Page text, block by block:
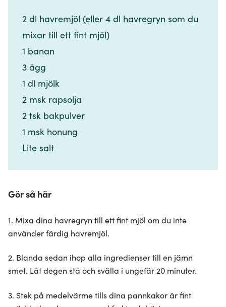
2 dl havremjöl (eller 4 dl havregryn som du
mixar till ett fint mjöl)​​​​‌ ‍ ​‍​‍‌‍ ‌ ​‍‌‍‍‌‌‍‌ ‌‍‍‌‌‍ ‍​‍​‍​ ‍‍​‍​‍‌ ​ ‌‍​‌‌‍ ‍‌‍‍‌‌ ‌​‌ ‍‌​‍ ‍‌‍‍‌‌‍ ​‍​‍​‍ ​​‍​‍‌‍‍​‌ ​‍‌‍‌‌‌‍‌‍​‍​‍​ ‍‍​‍​‍‌‍‍​‌ ‌​‌ ‌​‌ ​​‌ ​ ​ ‍‍​‍ ​‍ ‌‍​ ‌‍ ‌‌ ​ ​‍ ‍‌‍​ ‌‍‌‌‌ ​‍‌ ‌‍‌‍‌‌‌ ​‍‌‍​‌​‍ ‍‌ ​ ‌‍‌‌​‍ ‌ ​​‌ ​‍‌‍ ‌‍‌​‌ ‌‌‌‍​ ‌ ‌​‌‍‍‌‌‍ ‌‍ ‍​‍ ‌‍‍‌‌‍ ‍‌ ‌​‌‍‌‌‌‍ ‍‌ ‌​​‍ ‌‍‌‌‌‍‌​‌‍‍‌‌ ‌​​‍ ‌‍ ‌‌‍ ‌‍‌​‌‍‌‌​ ‌‌ ​​‌ ​‍‌‍‌‌‌ ​ ‌‍‌‌‌‍ ‍‌ ‌​‌‍​‌‌ ‌​‌‍‍‌‌‍ ‌‍ ‍​ ‍ ‌‍‍‌‌‍‌​​ ‌​ ‍​​ ‌ ‌‍​‍​ ‌‍​ ‌‍​ ​‍‌‍​‍​ ‍‌​‍ ‌‌‍‌‍‌‍​‌​ ‌​​ ‌ ​‍ ‌​ ‌​​ ‌​‌‍​‍​ ​‌​‍ ‌​ ‍​‌‍​‍‌‍‌‍​ ​‍​‍ ‌​ ​​‌‍​ ​ ‌‍‌‍‌‍​ ‌‌‌‍​‌‌‍​ ‌‍‌​‌‍‌​​ ‍​‌‍‌‍​ ​ ​ ‍ ‌ ‌​‌ ‍‌‌ ​​‌‍‌‌​ ‌‌ ​​‌‍​‌‌‍‌ ‌‍‌‌​ ‍ ‌ ​​‌‍​‌‌ ‌​‌‍‍​​ ‌‌‍​‍‌‍ ​‌‍ ‌‍​ ‌‍‍ ‌ ​ ​‍‌‌​ ‌‌‌​​‍‌‌ ‌‍‍ ‌‍‌‌‌ ‍‌​‍‌‌​ ​ ‌​‌​​‍‌‌​ ​ ‌​‌​​‍‌‌​ ​‍​ ​‍​ ‌​‌‍‌‌‌‍​ ​ ‍‌​ ‌​​ ​ ​ ‌‌‌‍‌‍​‍ ‌‌‍​‍​ ‌​​ ‌​‌‍​‌​‍ ‌​ ‌​​ ‌‌‌‍‌‌​ ​‍​‍ ‌​ ‍‌​ ​ ​ ‌​​ ​ ​‍ ‌‌‍​‌​ ‌‌‌‍​‌​ ​ ​ ​‌‌‍​‌​ ‍​‌‍‌​​ ‌ ​ ​​‌‍‌​​ ​ ​‍‌‌​ ​‍​ ​‍​‍‌‌​ ‌‌‌​‌​​‍ ‍‌‍​ ‌‍ ‌‍ ​‌ ‌‌‌‍ ‌‌‍ ‍‌ ​ ​‍‌‌​ ‌‌‌​​‍‌‌ ‌‍‍ ‌‍‌‌‌ ‍‌​‍‌‌​ ​ ‌​‌​​‍‌‌​ ​ ‌​‌​​‍‌‌​ ​‍​ ​‍​ ​​​ ​ ‌‍​‌​ ‌​‌‍‌‍​ ‍​‌‍‌‍‌‍‌‌​ ​​​ ​‍​ ‌‌​ ‌​​‍‌‌​ ​‍​ ​‍​‍‌‌​ ‌‌‌​‌​​‍ ‍‌‍‍‌‌ ‌​‌‍‌‌‌‍ ‌‌ ​ ​‍‌‌​ ‌‌‌​​‍​ ​‍​‍‌‌​ ‌‌‌​‌​​ ‌‍​‍‌‍​‌‌ ​ ‌‍‌‌‌‌‌‌‌ ​‍‌‍ ​​ ‌‌‍‍​‌ ‌​‌ ‌​‌ ​​‌ ​ ​‍‌‌​ ​ ‌​​‌​‍‌‌​ ​‍‌​‌‍​‍‌‌​ ​‍‌​‌‍‌‍​ ‌‍ ‌‌ ​ ​‍ ‍‌‍​ ‌‍‌‌‌ ​‍‌ ‌‍‌‍‌‌‌ ​‍‌‍​‌​‍ ‍‌ ​ ‌‍‌‌​‍‌‍‌‍‍‌‌‍‌​​ ‌​ ‍​​ ‌ ‌‍​‍​ ‌‍​ ‌‍​ ​‍‌‍​‍​ ‍‌​‍ ‌‌‍‌‍‌‍​‌​ ‌​​ ‌ ​‍ ‌​ ‌​​ ‌​‌‍​‍​ ​‌​‍ ‌​ ‍​‌‍​‍‌‍‌‍​ ​‍​‍ ‌​ ​​‌‍​ ​ ‌‍‌‍‌‍​ ‌‌‌‍​‌‌‍​ ‌‍‌​‌‍‌​​ ‍​‌‍‌‍​ ​ ​‍‌‍‌ ‌​‌ ‍‌‌ ​​‌‍‌‌​ ‌‌ ​​‌‍​‌‌‍‌ ‌‍‌‌​‍‌‍‌ ​​‌‍​‌‌ ‌​‌‍‍​​ ‌‌‍​‍‌‍ ​‌‍ ‌‍​ ‌‍‍ ‌ ​ ​‍‌‌​ ‌‌‌​​‍‌‌ ‌‍‍ ‌‍‌‌‌ ‍‌​‍‌‌​ ​ ‌​‌​​‍‌‌​ ​ ‌​‌​​‍‌‌​ ​‍​ ​‍​ ‌​‌‍‌‌‌‍​ ​ ‍‌​ ‌​​ ​ ​ ‌‌‌‍‌‍​‍ ‌‌‍​‍​ ‌​​ ‌​‌‍​‌​‍ ‌​ ‌​​ ‌‌‌‍‌‌​ ​‍​‍ ‌​ ‍‌​ ​ ​ ‌​​ ​ ​‍ ‌‌‍​‌​ ‌‌‌‍​‌​ ​ ​ ​‌‌‍​‌​ ‍​‌‍‌​​ ‌ ​ ​​‌‍‌​​ ​ ​‍‌‌​ ​‍​ ​‍​‍‌‌​ ‌‌‌​‌​​‍ ‍‌‍​ ‌‍ ‌‍ ​‌ ‌‌‌‍ ‌‌‍ ‍‌ ​ ​‍‌‌​ ‌‌‌​​‍‌‌ ‌‍‍ ‌‍‌‌‌ ‍‌​‍‌‌​ ​ ‌​‌​​‍‌‌​ ​ ‌​‌​​‍‌‌​ ​‍​ ​‍​ ​​​ ​ ‌‍​‌​ ‌​‌‍‌‍​ ‍​‌‍‌‍‌‍‌‌​ ​​​ ​‍​ ‌‌​ ‌​​‍‌‌​ ​‍​ ​‍​‍‌‌​ ‌‌‌​‌​​‍ ‍‌‍‍‌‌ ‌​‌‍‌‌‌‍ ‌‌ ​ ​‍‌‌​ ‌‌‌​​‍​ ​‍​‍‌‌​ ‌‌‌​‌​​‍‌‍‌ ‌ ‌‍ ‌ ​‍‌‍‍ ‌ ​ ‌ ​​‌‍​‌‌‍​ ‌‍‌‌​ ‌‌ ​​‌ ​‍‌‍ ‌‍‌​‌ ‌‌‌‍​ ‌ ‌​‌‍‍‌‌‍ ‌‍ ‍​‍‌‍‌ ​​‌‍‌‌‌ ​‍‌ ​ ‌ ​​‌‍‌‌‌‍​ ‌ ‌​‌‍‍‌‌ ‌‍‌‍‌‌​ ‌‌ ​​‌ ‌‌‌‍​‍‌‍ ​‌‍‍‌‌ ​ ‌‍‍​‌‍‌‌‌‍‌​​‍​‍‌ ‌
1 banan​​​​‌ ‍ ​‍​‍‌‍ ‌ ​‍‌‍‍‌‌‍‌ ‌‍‍‌‌‍ ‍​‍​‍​ ‍‍​‍​‍‌ ​ ‌‍​‌‌‍ ‍‌‍‍‌‌ ‌​‌ ‍‌​‍ ‍‌‍‍‌‌‍ ​‍​‍​‍ ​​‍​‍‌‍‍​‌ ​‍‌‍‌‌‌‍‌‍​‍​‍​ ‍‍​‍​‍‌‍‍​‌ ‌​‌ ‌​‌ ​​‌ ​ ​ ‍‍​‍ ​‍ ‌‍​ ‌‍ ‌‌ ​ ​‍ ‍‌‍​ ‌‍‌‌‌ ​‍‌ ‌‍‌‍‌‌‌ ​‍‌‍​‌​‍ ‍‌ ​ ‌‍‌‌​‍ ‌ ​​‌ ​‍‌‍ ‌‍‌​‌ ‌‌‌‍​ ‌ ‌​‌‍‍‌‌‍ ‌‍ ‍​‍ ‌‍‍‌‌‍ ‍‌ ‌​‌‍‌‌‌‍ ‍‌ ‌​​‍ ‌‍‌‌‌‍‌​‌‍‍‌‌ ‌​​‍ ‌‍ ‌‌‍ ‌‍‌​‌‍‌‌​ ‌‌ ​​‌ ​‍‌‍‌‌‌ ​ ‌‍‌‌‌‍ ‍‌ ‌​‌‍​‌‌ ‌​‌‍‍‌‌‍ ‌‍ ‍​ ‍ ‌‍‍‌‌‍‌​​ ‌​ ‍​​ ‌ ‌‍​‍​ ‌‍​ ‌‍​ ​‍‌‍​‍​ ‍‌​‍ ‌‌‍‌‍‌‍​‌​ ‌​​ ‌ ​‍ ‌​ ‌​​ ‌​‌‍​‍​ ​‌​‍ ‌​ ‍​‌‍​‍‌‍‌‍​ ​‍​‍ ‌​ ​​‌‍​ ​ ‌‍‌‍‌‍​ ‌‌‌‍​‌‌‍​ ‌‍‌​‌‍‌​​ ‍​‌‍‌‍​ ​ ​ ‍ ‌ ‌​‌ ‍‌‌ ​​‌‍‌‌​ ‌‌ ​​‌‍​‌‌‍‌ ‌‍‌‌​ ‍ ‌ ​​‌‍​‌‌ ‌​‌‍‍​​ ‌‌‍​‍‌‍ ​‌‍ ‌‍​ ‌‍‍ ‌ ​ ​‍‌‌​ ‌‌‌​​‍‌‌ ‌‍‍ ‌‍‌‌‌ ‍‌​‍‌‌​ ​ ‌​‌​​‍‌‌​ ​ ‌​‌​​‍‌‌​ ​‍​ ​‍​ ‌​‌‍‌‌‌‍​ ​ ‍‌​ ‌​​ ​ ​ ‌‌‌‍‌‍​‍ ‌‌‍​‍​ ‌​​ ‌​‌‍​‌​‍ ‌​ ‌​​ ‌‌‌‍‌‌​ ​‍​‍ ‌​ ‍‌​ ​ ​ ‌​​ ​ ​‍ ‌‌‍​‌​ ‌‌‌‍​‌​ ​ ​ ​‌‌‍​‌​ ‍​‌‍‌​​ ‌ ​ ​​‌‍‌​​ ​ ​‍‌‌​ ​‍​ ​‍​‍‌‌​ ‌‌‌​‌​​‍ ‍‌‍​ ‌‍ ‌‍ ​‌ ‌‌‌‍ ‌‌‍ ‍‌ ​ ​‍‌‌​ ‌‌‌​​‍‌‌ ‌‍‍ ‌‍‌‌‌ ‍‌​‍‌‌​ ​ ‌​‌​​‍‌‌​ ​ ‌​‌​​‍‌‌​ ​‍​ ​‍​ ​​​ ​ ‌‍​‌​ ‌​‌‍‌‍​ ‍​‌‍‌‍‌‍‌‌​ ​​​ ​‍​ ‌‌​ ‌​​‍‌‌​ ​‍​ ​‍​‍‌‌​ ‌‌‌​‌​​‍ ‍‌‍‍‌‌ ‌​‌‍‌‌‌‍ ‌‌ ​ ​‍‌‌​ ‌‌‌​​‍​ ​ ​‍‌‌​ ‌‌‌​‌​​ ‌‍​‍‌‍​‌‌ ​ ‌‍‌‌‌‌‌‌‌ ​‍‌‍ ​​ ‌‌‍‍​‌ ‌​‌ ‌​‌ ​​‌ ​ ​‍‌‌​ ​ ‌​​‌​‍‌‌​ ​‍‌​‌‍​‍‌‌​ ​‍‌​‌‍‌‍​ ‌‍ ‌‌ ​ ​‍ ‍‌‍​ ‌‍‌‌‌ ​‍‌ ‌‍‌‍‌‌‌ ​‍‌‍​‌​‍ ‍‌ ​ ‌‍‌‌​‍‌‍‌‍‍‌‌‍‌​​ ‌​ ‍​​ ‌ ‌‍​‍​ ‌‍​ ‌‍​ ​‍‌‍​‍​ ‍‌​‍ ‌‌‍‌‍‌‍​‌​ ‌​​ ‌ ​‍ ‌​ ‌​​ ‌​‌‍​‍​ ​‌​‍ ‌​ ‍​‌‍​‍‌‍‌‍​ ​‍​‍ ‌​ ​​‌‍​ ​ ‌‍‌‍‌‍​ ‌‌‌‍​‌‌‍​ ‌‍‌​‌‍‌​​ ‍​‌‍‌‍​ ​ ​‍‌‍‌ ‌​‌ ‍‌‌ ​​‌‍‌‌​ ‌‌ ​​‌‍​‌‌‍‌ ‌‍‌‌​‍‌‍‌ ​​‌‍​‌‌ ‌​‌‍‍​​ ‌‌‍​‍‌‍ ​‌‍ ‌‍​ ‌‍‍ ‌ ​ ​‍‌‌​ ‌‌‌​​‍‌‌ ‌‍‍ ‌‍‌‌‌ ‍‌​‍‌‌​ ​ ‌​‌​​‍‌‌​ ​ ‌​‌​​‍‌‌​ ​‍​ ​‍​ ‌​‌‍‌‌‌‍​ ​ ‍‌​ ‌​​ ​ ​ ‌‌‌‍‌‍​‍ ‌‌‍​‍​ ‌​​ ‌​‌‍​‌​‍ ‌​ ‌​​ ‌‌‌‍‌‌​ ​‍​‍ ‌​ ‍‌​ ​ ​ ‌​​ ​ ​‍ ‌‌‍​‌​ ‌‌‌‍​‌​ ​ ​ ​‌‌‍​‌​ ‍​‌‍‌​​ ‌ ​ ​​‌‍‌​​ ​ ​‍‌‌​ ​‍​ ​‍​‍‌‌​ ‌‌‌​‌​​‍ ‍‌‍​ ‌‍ ‌‍ ​‌ ‌‌‌‍ ‌‌‍ ‍‌ ​ ​‍‌‌​ ‌‌‌​​‍‌‌ ‌‍‍ ‌‍‌‌‌ ‍‌​‍‌‌​ ​ ‌​‌​​‍‌‌​ ​ ‌​‌​​‍‌‌​ ​‍​ ​‍​ ​​​ ​ ‌‍​‌​ ‌​‌‍‌‍​ ‍​‌‍‌‍‌‍‌‌​ ​​​ ​‍​ ‌‌​ ‌​​‍‌‌​ ​‍​ ​‍​‍‌‌​ ‌‌‌​‌​​‍ ‍‌‍‍‌‌ ‌​‌‍‌‌‌‍ ‌‌ ​ ​‍‌‌​ ‌‌‌​​‍​ ​ ​‍‌‌​ ‌‌‌​‌​​‍‌‍‌ ‌ ‌‍ ‌ ​‍‌‍‍ ‌ ​ ‌ ​​‌‍​‌‌‍​ ‌‍‌‌​ ‌‌ ​​‌ ​‍‌‍ ‌‍‌​‌ ‌‌‌‍​ ‌ ‌​‌‍‍‌‌‍ ‌‍ ‍​‍‌‍‌ ​​‌‍‌‌‌ ​‍‌ ​ ‌ ​​‌‍‌‌‌‍​ ‌ ‌​‌‍‍‌‌ ‌‍‌‍‌‌​ ‌‌ ​​‌ ‌‌‌‍​‍‌‍ ​‌‍‍‌‌ ​ ‌‍‍​‌‍‌‌‌‍‌​​‍​‍‌ ‌
3 ägg​​​​‌ ‍ ​‍​‍‌‍ ‌ ​‍‌‍‍‌‌‍‌ ‌‍‍‌‌‍ ‍​‍​‍​ ‍‍​‍​‍‌ ​ ‌‍​‌‌‍ ‍‌‍‍‌‌ ‌​‌ ‍‌​‍ ‍‌‍‍‌‌‍ ​‍​‍​‍ ​​‍​‍‌‍‍​‌ ​‍‌‍‌‌‌‍‌‍​‍​‍​ ‍‍​‍​‍‌‍‍​‌ ‌​‌ ‌​‌ ​​‌ ​ ​ ‍‍​‍ ​‍ ‌‍​ ‌‍ ‌‌ ​ ​‍ ‍‌‍​ ‌‍‌‌‌ ​‍‌ ‌‍‌‍‌‌‌ ​‍‌‍​‌​‍ ‍‌ ​ ‌‍‌‌​‍ ‌ ​​‌ ​‍‌‍ ‌‍‌​‌ ‌‌‌‍​ ‌ ‌​‌‍‍‌‌‍ ‌‍ ‍​‍ ‌‍‍‌‌‍ ‍‌ ‌​‌‍‌‌‌‍ ‍‌ ‌​​‍ ‌‍‌‌‌‍‌​‌‍‍‌‌ ‌​​‍ ‌‍ ‌‌‍ ‌‍‌​‌‍‌‌​ ‌‌ ​​‌ ​‍‌‍‌‌‌ ​ ‌‍‌‌‌‍ ‍‌ ‌​‌‍​‌‌ ‌​‌‍‍‌‌‍ ‌‍ ‍​ ‍ ‌‍‍‌‌‍‌​​ ‌​ ‍​​ ‌ ‌‍​‍​ ‌‍​ ‌‍​ ​‍‌‍​‍​ ‍‌​‍ ‌‌‍‌‍‌‍​‌​ ‌​​ ‌ ​‍ ‌​ ‌​​ ‌​‌‍​‍​ ​‌​‍ ‌​ ‍​‌‍​‍‌‍‌‍​ ​‍​‍ ‌​ ​​‌‍​ ​ ‌‍‌‍‌‍​ ‌‌‌‍​‌‌‍​ ‌‍‌​‌‍‌​​ ‍​‌‍‌‍​ ​ ​ ‍ ‌ ‌​‌ ‍‌‌ ​​‌‍‌‌​ ‌‌ ​​‌‍​‌‌‍‌ ‌‍‌‌​ ‍ ‌ ​​‌‍​‌‌ ‌​‌‍‍​​ ‌‌‍​‍‌‍ ​‌‍ ‌‍​ ‌‍‍ ‌ ​ ​‍‌‌​ ‌‌‌​​‍‌‌ ‌‍‍ ‌‍‌‌‌ ‍‌​‍‌‌​ ​ ‌​‌​​‍‌‌​ ​ ‌​‌​​‍‌‌​ ​‍​ ​‍​ ‌​‌‍‌‌‌‍​ ​ ‍‌​ ‌​​ ​ ​ ‌‌‌‍‌‍​‍ ‌‌‍​‍​ ‌​​ ‌​‌‍​‌​‍ ‌​ ‌​​ ‌‌‌‍‌‌​ ​‍​‍ ‌​ ‍‌​ ​ ​ ‌​​ ​ ​‍ ‌‌‍​‌​ ‌‌‌‍​‌​ ​ ​ ​‌‌‍​‌​ ‍​‌‍‌​​ ‌ ​ ​​‌‍‌​​ ​ ​‍‌‌​ ​‍​ ​‍​‍‌‌​ ‌‌‌​‌​​‍ ‍‌‍​ ‌‍ ‌‍ ​‌ ‌‌‌‍ ‌‌‍ ‍‌ ​ ​‍‌‌​ ‌‌‌​​‍‌‌ ‌‍‍ ‌‍‌‌‌ ‍‌​‍‌‌​ ​ ‌​‌​​‍‌‌​ ​ ‌​‌​​‍‌‌​ ​‍​ ​‍​ ​​​ ​ ‌‍​‌​ ‌​‌‍‌‍​ ‍​‌‍‌‍‌‍‌‌​ ​​​ ​‍​ ‌‌​ ‌​​‍‌‌​ ​‍​ ​‍​‍‌‌​ ‌‌‌​‌​​‍ ‍‌‍‍‌‌ ‌​‌‍‌‌‌‍ ‌‌ ​ ​‍‌‌​ ‌‌‌​​‍​ ‌​​‍‌‌​ ‌‌‌​‌​​ ‌‍​‍‌‍​‌‌ ​ ‌‍‌‌‌‌‌‌‌ ​‍‌‍ ​​ ‌‌‍‍​‌ ‌​‌ ‌​‌ ​​‌ ​ ​‍‌‌​ ​ ‌​​‌​‍‌‌​ ​‍‌​‌‍​‍‌‌​ ​‍‌​‌‍‌‍​ ‌‍ ‌‌ ​ ​‍ ‍‌‍​ ‌‍‌‌‌ ​‍‌ ‌‍‌‍‌‌‌ ​‍‌‍​‌​‍ ‍‌ ​ ‌‍‌‌​‍‌‍‌‍‍‌‌‍‌​​ ‌​ ‍​​ ‌ ‌‍​‍​ ‌‍​ ‌‍​ ​‍‌‍​‍​ ‍‌​‍ ‌‌‍‌‍‌‍​‌​ ‌​​ ‌ ​‍ ‌​ ‌​​ ‌​‌‍​‍​ ​‌​‍ ‌​ ‍​‌‍​‍‌‍‌‍​ ​‍​‍ ‌​ ​​‌‍​ ​ ‌‍‌‍‌‍​ ‌‌‌‍​‌‌‍​ ‌‍‌​‌‍‌​​ ‍​‌‍‌‍​ ​ ​‍‌‍‌ ‌​‌ ‍‌‌ ​​‌‍‌‌​ ‌‌ ​​‌‍​‌‌‍‌ ‌‍‌‌​‍‌‍‌ ​​‌‍​‌‌ ‌​‌‍‍​​ ‌‌‍​‍‌‍ ​‌‍ ‌‍​ ‌‍‍ ‌ ​ ​‍‌‌​ ‌‌‌​​‍‌‌ ‌‍‍ ‌‍‌‌‌ ‍‌​‍‌‌​ ​ ‌​‌​​‍‌‌​ ​ ‌​‌​​‍‌‌​ ​‍​ ​‍​ ‌​‌‍‌‌‌‍​ ​ ‍‌​ ‌​​ ​ ​ ‌‌‌‍‌‍​‍ ‌‌‍​‍​ ‌​​ ‌​‌‍​‌​‍ ‌​ ‌​​ ‌‌‌‍‌‌​ ​‍​‍ ‌​ ‍‌​ ​ ​ ‌​​ ​ ​‍ ‌‌‍​‌​ ‌‌‌‍​‌​ ​ ​ ​‌‌‍​‌​ ‍​‌‍‌​​ ‌ ​ ​​‌‍‌​​ ​ ​‍‌‌​ ​‍​ ​‍​‍‌‌​ ‌‌‌​‌​​‍ ‍‌‍​ ‌‍ ‌‍ ​‌ ‌‌‌‍ ‌‌‍ ‍‌ ​ ​‍‌‌​ ‌‌‌​​‍‌‌ ‌‍‍ ‌‍‌‌‌ ‍‌​‍‌‌​ ​ ‌​‌​​‍‌‌​ ​ ‌​‌​​‍‌‌​ ​‍​ ​‍​ ​​​ ​ ‌‍​‌​ ‌​‌‍‌‍​ ‍​‌‍‌‍‌‍‌‌​ ​​​ ​‍​ ‌‌​ ‌​​‍‌‌​ ​‍​ ​‍​‍‌‌​ ‌‌‌​‌​​‍ ‍‌‍‍‌‌ ‌​‌‍‌‌‌‍ ‌‌ ​ ​‍‌‌​ ‌‌‌​​‍​ ‌​​‍‌‌​ ‌‌‌​‌​​‍‌‍‌ ‌ ‌‍ ‌ ​‍‌‍‍ ‌ ​ ‌ ​​‌‍​‌‌‍​ ‌‍‌‌​ ‌‌ ​​‌ ​‍‌‍ ‌‍‌​‌ ‌‌‌‍​ ‌ ‌​‌‍‍‌‌‍ ‌‍ ‍​‍‌‍‌ ​​‌‍‌‌‌ ​‍‌ ​ ‌ ​​‌‍‌‌‌‍​ ‌ ‌​‌‍‍‌‌ ‌‍‌‍‌‌​ ‌‌ ​​‌ ‌‌‌‍​‍‌‍ ​‌‍‍‌‌ ​ ‌‍‍​‌‍‌‌‌‍‌​​‍​‍‌ ‌
1 dl mjölk​​​​‌ ‍ ​‍​‍‌‍ ‌ ​‍‌‍‍‌‌‍‌ ‌‍‍‌‌‍ ‍​‍​‍​ ‍‍​‍​‍‌ ​ ‌‍​‌‌‍ ‍‌‍‍‌‌ ‌​‌ ‍‌​‍ ‍‌‍‍‌‌‍ ​‍​‍​‍ ​​‍​‍‌‍‍​‌ ​‍‌‍‌‌‌‍‌‍​‍​‍​ ‍‍​‍​‍‌‍‍​‌ ‌​‌ ‌​‌ ​​‌ ​ ​ ‍‍​‍ ​‍ ‌‍​ ‌‍ ‌‌ ​ ​‍ ‍‌‍​ ‌‍‌‌‌ ​‍‌ ‌‍‌‍‌‌‌ ​‍‌‍​‌​‍ ‍‌ ​ ‌‍‌‌​‍ ‌ ​​‌ ​‍‌‍ ‌‍‌​‌ ‌‌‌‍​ ‌ ‌​‌‍‍‌‌‍ ‌‍ ‍​‍ ‌‍‍‌‌‍ ‍‌ ‌​‌‍‌‌‌‍ ‍‌ ‌​​‍ ‌‍‌‌‌‍‌​‌‍‍‌‌ ‌​​‍ ‌‍ ‌‌‍ ‌‍‌​‌‍‌‌​ ‌‌ ​​‌ ​‍‌‍‌‌‌ ​ ‌‍‌‌‌‍ ‍‌ ‌​‌‍​‌‌ ‌​‌‍‍‌‌‍ ‌‍ ‍​ ‍ ‌‍‍‌‌‍‌​​ ‌​ ‍​​ ‌ ‌‍​‍​ ‌‍​ ‌‍​ ​‍‌‍​‍​ ‍‌​‍ ‌‌‍‌‍‌‍​‌​ ‌​​ ‌ ​‍ ‌​ ‌​​ ‌​‌‍​‍​ ​‌​‍ ‌​ ‍​‌‍​‍‌‍‌‍​ ​‍​‍ ‌​ ​​‌‍​ ​ ‌‍‌‍‌‍​ ‌‌‌‍​‌‌‍​ ‌‍‌​‌‍‌​​ ‍​‌‍‌‍​ ​ ​ ‍ ‌ ‌​‌ ‍‌‌ ​​‌‍‌‌​ ‌‌ ​​‌‍​‌‌‍‌ ‌‍‌‌​ ‍ ‌ ​​‌‍​‌‌ ‌​‌‍‍​​ ‌‌‍​‍‌‍ ​‌‍ ‌‍​ ‌‍‍ ‌ ​ ​‍‌‌​ ‌‌‌​​‍‌‌ ‌‍‍ ‌‍‌‌‌ ‍‌​‍‌‌​ ​ ‌​‌​​‍‌‌​ ​ ‌​‌​​‍‌‌​ ​‍​ ​‍​ ‌​‌‍‌‌‌‍​ ​ ‍‌​ ‌​​ ​ ​ ‌‌‌‍‌‍​‍ ‌‌‍​‍​ ‌​​ ‌​‌‍​‌​‍ ‌​ ‌​​ ‌‌‌‍‌‌​ ​‍​‍ ‌​ ‍‌​ ​ ​ ‌​​ ​ ​‍ ‌‌‍​‌​ ‌‌‌‍​‌​ ​ ​ ​‌‌‍​‌​ ‍​‌‍‌​​ ‌ ​ ​​‌‍‌​​ ​ ​‍‌‌​ ​‍​ ​‍​‍‌‌​ ‌‌‌​‌​​‍ ‍‌‍​ ‌‍ ‌‍ ​‌ ‌‌‌‍ ‌‌‍ ‍‌ ​ ​‍‌‌​ ‌‌‌​​‍‌‌ ‌‍‍ ‌‍‌‌‌ ‍‌​‍‌‌​ ​ ‌​‌​​‍‌‌​ ​ ‌​‌​​‍‌‌​ ​‍​ ​‍​ ​​​ ​ ‌‍​‌​ ‌​‌‍‌‍​ ‍​‌‍‌‍‌‍‌‌​ ​​​ ​‍​ ‌‌​ ‌​​‍‌‌​ ​‍​ ​‍​‍‌‌​ ‌‌‌​‌​​‍ ‍‌‍‍‌‌ ‌​‌‍‌‌‌‍ ‌‌ ​ ​‍‌‌​ ‌‌‌​​‍​ ‌‌​‍‌‌​ ‌‌‌​‌​​ ‌‍​‍‌‍​‌‌ ​ ‌‍‌‌‌‌‌‌‌ ​‍‌‍ ​​ ‌‌‍‍​‌ ‌​‌ ‌​‌ ​​‌ ​ ​‍‌‌​ ​ ‌​​‌​‍‌‌​ ​‍‌​‌‍​‍‌‌​ ​‍‌​‌‍‌‍​ ‌‍ ‌‌ ​ ​‍ ‍‌‍​ ‌‍‌‌‌ ​‍‌ ‌‍‌‍‌‌‌ ​‍‌‍​‌​‍ ‍‌ ​ ‌‍‌‌​‍‌‍‌‍‍‌‌‍‌​​ ‌​ ‍​​ ‌ ‌‍​‍​ ‌‍​ ‌‍​ ​‍‌‍​‍​ ‍‌​‍ ‌‌‍‌‍‌‍​‌​ ‌​​ ‌ ​‍ ‌​ ‌​​ ‌​‌‍​‍​ ​‌​‍ ‌​ ‍​‌‍​‍‌‍‌‍​ ​‍​‍ ‌​ ​​‌‍​ ​ ‌‍‌‍‌‍​ ‌‌‌‍​‌‌‍​ ‌‍‌​‌‍‌​​ ‍​‌‍‌‍​ ​ ​‍‌‍‌ ‌​‌ ‍‌‌ ​​‌‍‌‌​ ‌‌ ​​‌‍​‌‌‍‌ ‌‍‌‌​‍‌‍‌ ​​‌‍​‌‌ ‌​‌‍‍​​ ‌‌‍​‍‌‍ ​‌‍ ‌‍​ ‌‍‍ ‌ ​ ​‍‌‌​ ‌‌‌​​‍‌‌ ‌‍‍ ‌‍‌‌‌ ‍‌​‍‌‌​ ​ ‌​‌​​‍‌‌​ ​ ‌​‌​​‍‌‌​ ​‍​ ​‍​ ‌​‌‍‌‌‌‍​ ​ ‍‌​ ‌​​ ​ ​ ‌‌‌‍‌‍​‍ ‌‌‍​‍​ ‌​​ ‌​‌‍​‌​‍ ‌​ ‌​​ ‌‌‌‍‌‌​ ​‍​‍ ‌​ ‍‌​ ​ ​ ‌​​ ​ ​‍ ‌‌‍​‌​ ‌‌‌‍​‌​ ​ ​ ​‌‌‍​‌​ ‍​‌‍‌​​ ‌ ​ ​​‌‍‌​​ ​ ​‍‌‌​ ​‍​ ​‍​‍‌‌​ ‌‌‌​‌​​‍ ‍‌‍​ ‌‍ ‌‍ ​‌ ‌‌‌‍ ‌‌‍ ‍‌ ​ ​‍‌‌​ ‌‌‌​​‍‌‌ ‌‍‍ ‌‍‌‌‌ ‍‌​‍‌‌​ ​ ‌​‌​​‍‌‌​ ​ ‌​‌​​‍‌‌​ ​‍​ ​‍​ ​​​ ​ ‌‍​‌​ ‌​‌‍‌‍​ ‍​‌‍‌‍‌‍‌‌​ ​​​ ​‍​ ‌‌​ ‌​​‍‌‌​ ​‍​ ​‍​‍‌‌​ ‌‌‌​‌​​‍ ‍‌‍‍‌‌ ‌​‌‍‌‌‌‍ ‌‌ ​ ​‍‌‌​ ‌‌‌​​‍​ ‌‌​‍‌‌​ ‌‌‌​‌​​‍‌‍‌ ‌ ‌‍ ‌ ​‍‌‍‍ ‌ ​ ‌ ​​‌‍​‌‌‍​ ‌‍‌‌​ ‌‌ ​​‌ ​‍‌‍ ‌‍‌​‌ ‌‌‌‍​ ‌ ‌​‌‍‍‌‌‍ ‌‍ ‍​‍‌‍‌ ​​‌‍‌‌‌ ​‍‌ ​ ‌ ​​‌‍‌‌‌‍​ ‌ ‌​‌‍‍‌‌ ‌‍‌‍‌‌​ ‌‌ ​​‌ ‌‌‌‍​‍‌‍ ​‌‍‍‌‌ ​ ‌‍‍​‌‍‌‌‌‍‌​​‍​‍‌ ‌
2 msk rapsolja​​​​‌ ‍ ​‍​‍‌‍ ‌ ​‍‌‍‍‌‌‍‌ ‌‍‍‌‌‍ ‍​‍​‍​ ‍‍​‍​‍‌ ​ ‌‍​‌‌‍ ‍‌‍‍‌‌ ‌​‌ ‍‌​‍ ‍‌‍‍‌‌‍ ​‍​‍​‍ ​​‍​‍‌‍‍​‌ ​‍‌‍‌‌‌‍‌‍​‍​‍​ ‍‍​‍​‍‌‍‍​‌ ‌​‌ ‌​‌ ​​‌ ​ ​ ‍‍​‍ ​‍ ‌‍​ ‌‍ ‌‌ ​ ​‍ ‍‌‍​ ‌‍‌‌‌ ​‍‌ ‌‍‌‍‌‌‌ ​‍‌‍​‌​‍ ‍‌ ​ ‌‍‌‌​‍ ‌ ​​‌ ​‍‌‍ ‌‍‌​‌ ‌‌‌‍​ ‌ ‌​‌‍‍‌‌‍ ‌‍ ‍​‍ ‌‍‍‌‌‍ ‍‌ ‌​‌‍‌‌‌‍ ‍‌ ‌​​‍ ‌‍‌‌‌‍‌​‌‍‍‌‌ ‌​​‍ ‌‍ ‌‌‍ ‌‍‌​‌‍‌‌​ ‌‌ ​​‌ ​‍‌‍‌‌‌ ​ ‌‍‌‌‌‍ ‍‌ ‌​‌‍​‌‌ ‌​‌‍‍‌‌‍ ‌‍ ‍​ ‍ ‌‍‍‌‌‍‌​​ ‌​ ‍​​ ‌ ‌‍​‍​ ‌‍​ ‌‍​ ​‍‌‍​‍​ ‍‌​‍ ‌‌‍‌‍‌‍​‌​ ‌​​ ‌ ​‍ ‌​ ‌​​ ‌​‌‍​‍​ ​‌​‍ ‌​ ‍​‌‍​‍‌‍‌‍​ ​‍​‍ ‌​ ​​‌‍​ ​ ‌‍‌‍‌‍​ ‌‌‌‍​‌‌‍​ ‌‍‌​‌‍‌​​ ‍​‌‍‌‍​ ​ ​ ‍ ‌ ‌​‌ ‍‌‌ ​​‌‍‌‌​ ‌‌ ​​‌‍​‌‌‍‌ ‌‍‌‌​ ‍ ‌ ​​‌‍​‌‌ ‌​‌‍‍​​ ‌‌‍​‍‌‍ ​‌‍ ‌‍​ ‌‍‍ ‌ ​ ​‍‌‌​ ‌‌‌​​‍‌‌ ‌‍‍ ‌‍‌‌‌ ‍‌​‍‌‌​ ​ ‌​‌​​‍‌‌​ ​ ‌​‌​​‍‌‌​ ​‍​ ​‍​ ‌​‌‍‌‌‌‍​ ​ ‍‌​ ‌​​ ​ ​ ‌‌‌‍‌‍​‍ ‌‌‍​‍​ ‌​​ ‌​‌‍​‌​‍ ‌​ ‌​​ ‌‌‌‍‌‌​ ​‍​‍ ‌​ ‍‌​ ​ ​ ‌​​ ​ ​‍ ‌‌‍​‌​ ‌‌‌‍​‌​ ​ ​ ​‌‌‍​‌​ ‍​‌‍‌​​ ‌ ​ ​​‌‍‌​​ ​ ​‍‌‌​ ​‍​ ​‍​‍‌‌​ ‌‌‌​‌​​‍ ‍‌‍​ ‌‍ ‌‍ ​‌ ‌‌‌‍ ‌‌‍ ‍‌ ​ ​‍‌‌​ ‌‌‌​​‍‌‌ ‌‍‍ ‌‍‌‌‌ ‍‌​‍‌‌​ ​ ‌​‌​​‍‌‌​ ​ ‌​‌​​‍‌‌​ ​‍​ ​‍​ ​​​ ​ ‌‍​‌​ ‌​‌‍‌‍​ ‍​‌‍‌‍‌‍‌‌​ ​​​ ​‍​ ‌‌​ ‌​​‍‌‌​ ​‍​ ​‍​‍‌‌​ ‌‌‌​‌​​‍ ‍‌‍‍‌‌ ‌​‌‍‌‌‌‍ ‌‌ ​ ​‍‌‌​ ‌‌‌​​‍​ ‌‍​‍‌‌​ ‌‌‌​‌​​ ‌‍​‍‌‍​‌‌ ​ ‌‍‌‌‌‌‌‌‌ ​‍‌‍ ​​ ‌‌‍‍​‌ ‌​‌ ‌​‌ ​​‌ ​ ​‍‌‌​ ​ ‌​​‌​‍‌‌​ ​‍‌​‌‍​‍‌‌​ ​‍‌​‌‍‌‍​ ‌‍ ‌‌ ​ ​‍ ‍‌‍​ ‌‍‌‌‌ ​‍‌ ‌‍‌‍‌‌‌ ​‍‌‍​‌​‍ ‍‌ ​ ‌‍‌‌​‍‌‍‌‍‍‌‌‍‌​​ ‌​ ‍​​ ‌ ‌‍​‍​ ‌‍​ ‌‍​ ​‍‌‍​‍​ ‍‌​‍ ‌‌‍‌‍‌‍​‌​ ‌​​ ‌ ​‍ ‌​ ‌​​ ‌​‌‍​‍​ ​‌​‍ ‌​ ‍​‌‍​‍‌‍‌‍​ ​‍​‍ ‌​ ​​‌‍​ ​ ‌‍‌‍‌‍​ ‌‌‌‍​‌‌‍​ ‌‍‌​‌‍‌​​ ‍​‌‍‌‍​ ​ ​‍‌‍‌ ‌​‌ ‍‌‌ ​​‌‍‌‌​ ‌‌ ​​‌‍​‌‌‍‌ ‌‍‌‌​‍‌‍‌ ​​‌‍​‌‌ ‌​‌‍‍​​ ‌‌‍​‍‌‍ ​‌‍ ‌‍​ ‌‍‍ ‌ ​ ​‍‌‌​ ‌‌‌​​‍‌‌ ‌‍‍ ‌‍‌‌‌ ‍‌​‍‌‌​ ​ ‌​‌​​‍‌‌​ ​ ‌​‌​​‍‌‌​ ​‍​ ​‍​ ‌​‌‍‌‌‌‍​ ​ ‍‌​ ‌​​ ​ ​ ‌‌‌‍‌‍​‍ ‌‌‍​‍​ ‌​​ ‌​‌‍​‌​‍ ‌​ ‌​​ ‌‌‌‍‌‌​ ​‍​‍ ‌​ ‍‌​ ​ ​ ‌​​ ​ ​‍ ‌‌‍​‌​ ‌‌‌‍​‌​ ​ ​ ​‌‌‍​‌​ ‍​‌‍‌​​ ‌ ​ ​​‌‍‌​​ ​ ​‍‌‌​ ​‍​ ​‍​‍‌‌​ ‌‌‌​‌​​‍ ‍‌‍​ ‌‍ ‌‍ ​‌ ‌‌‌‍ ‌‌‍ ‍‌ ​ ​‍‌‌​ ‌‌‌​​‍‌‌ ‌‍‍ ‌‍‌‌‌ ‍‌​‍‌‌​ ​ ‌​‌​​‍‌‌​ ​ ‌​‌​​‍‌‌​ ​‍​ ​‍​ ​​​ ​ ‌‍​‌​ ‌​‌‍‌‍​ ‍​‌‍‌‍‌‍‌‌​ ​​​ ​‍​ ‌‌​ ‌​​‍‌‌​ ​‍​ ​‍​‍‌‌​ ‌‌‌​‌​​‍ ‍‌‍‍‌‌ ‌​‌‍‌‌‌‍ ‌‌ ​ ​‍‌‌​ ‌‌‌​​‍​ ‌‍​‍‌‌​ ‌‌‌​‌​​‍‌‍‌ ‌ ‌‍ ‌ ​‍‌‍‍ ‌ ​ ‌ ​​‌‍​‌‌‍​ ‌‍‌‌​ ‌‌ ​​‌ ​‍‌‍ ‌‍‌​‌ ‌‌‌‍​ ‌ ‌​‌‍‍‌‌‍ ‌‍ ‍​‍‌‍‌ ​​‌‍‌‌‌ ​‍‌ ​ ‌ ​​‌‍‌‌‌‍​ ‌ ‌​‌‍‍‌‌ ‌‍‌‍‌‌​ ‌‌ ​​‌ ‌‌‌‍​‍‌‍ ​‌‍‍‌‌ ​ ‌‍‍​‌‍‌‌‌‍‌​​‍​‍‌ ‌
2 tsk bakpulver​​​​‌ ‍ ​‍​‍‌‍ ‌ ​‍‌‍‍‌‌‍‌ ‌‍‍‌‌‍ ‍​‍​‍​ ‍‍​‍​‍‌ ​ ‌‍​‌‌‍ ‍‌‍‍‌‌ ‌​‌ ‍‌​‍ ‍‌‍‍‌‌‍ ​‍​‍​‍ ​​‍​‍‌‍‍​‌ ​‍‌‍‌‌‌‍‌‍​‍​‍​ ‍‍​‍​‍‌‍‍​‌ ‌​‌ ‌​‌ ​​‌ ​ ​ ‍‍​‍ ​‍ ‌‍​ ‌‍ ‌‌ ​ ​‍ ‍‌‍​ ‌‍‌‌‌ ​‍‌ ‌‍‌‍‌‌‌ ​‍‌‍​‌​‍ ‍‌ ​ ‌‍‌‌​‍ ‌ ​​‌ ​‍‌‍ ‌‍‌​‌ ‌‌‌‍​ ‌ ‌​‌‍‍‌‌‍ ‌‍ ‍​‍ ‌‍‍‌‌‍ ‍‌ ‌​‌‍‌‌‌‍ ‍‌ ‌​​‍ ‌‍‌‌‌‍‌​‌‍‍‌‌ ‌​​‍ ‌‍ ‌‌‍ ‌‍‌​‌‍‌‌​ ‌‌ ​​‌ ​‍‌‍‌‌‌ ​ ‌‍‌‌‌‍ ‍‌ ‌​‌‍​‌‌ ‌​‌‍‍‌‌‍ ‌‍ ‍​ ‍ ‌‍‍‌‌‍‌​​ ‌​ ‍​​ ‌ ‌‍​‍​ ‌‍​ ‌‍​ ​‍‌‍​‍​ ‍‌​‍ ‌‌‍‌‍‌‍​‌​ ‌​​ ‌ ​‍ ‌​ ‌​​ ‌​‌‍​‍​ ​‌​‍ ‌​ ‍​‌‍​‍‌‍‌‍​ ​‍​‍ ‌​ ​​‌‍​ ​ ‌‍‌‍‌‍​ ‌‌‌‍​‌‌‍​ ‌‍‌​‌‍‌​​ ‍​‌‍‌‍​ ​ ​ ‍ ‌ ‌​‌ ‍‌‌ ​​‌‍‌‌​ ‌‌ ​​‌‍​‌‌‍‌ ‌‍‌‌​ ‍ ‌ ​​‌‍​‌‌ ‌​‌‍‍​​ ‌‌‍​‍‌‍ ​‌‍ ‌‍​ ‌‍‍ ‌ ​ ​‍‌‌​ ‌‌‌​​‍‌‌ ‌‍‍ ‌‍‌‌‌ ‍‌​‍‌‌​ ​ ‌​‌​​‍‌‌​ ​ ‌​‌​​‍‌‌​ ​‍​ ​‍​ ‌​‌‍‌‌‌‍​ ​ ‍‌​ ‌​​ ​ ​ ‌‌‌‍‌‍​‍ ‌‌‍​‍​ ‌​​ ‌​‌‍​‌​‍ ‌​ ‌​​ ‌‌‌‍‌‌​ ​‍​‍ ‌​ ‍‌​ ​ ​ ‌​​ ​ ​‍ ‌‌‍​‌​ ‌‌‌‍​‌​ ​ ​ ​‌‌‍​‌​ ‍​‌‍‌​​ ‌ ​ ​​‌‍‌​​ ​ ​‍‌‌​ ​‍​ ​‍​‍‌‌​ ‌‌‌​‌​​‍ ‍‌‍​ ‌‍ ‌‍ ​‌ ‌‌‌‍ ‌‌‍ ‍‌ ​ ​‍‌‌​ ‌‌‌​​‍‌‌ ‌‍‍ ‌‍‌‌‌ ‍‌​‍‌‌​ ​ ‌​‌​​‍‌‌​ ​ ‌​‌​​‍‌‌​ ​‍​ ​‍​ ​​​ ​ ‌‍​‌​ ‌​‌‍‌‍​ ‍​‌‍‌‍‌‍‌‌​ ​​​ ​‍​ ‌‌​ ‌​​‍‌‌​ ​‍​ ​‍​‍‌‌​ ‌‌‌​‌​​‍ ‍‌‍‍‌‌ ‌​‌‍‌‌‌‍ ‌‌ ​ ​‍‌‌​ ‌‌‌​​‍​ ‌ ​‍‌‌​ ‌‌‌​‌​​ ‌‍​‍‌‍​‌‌ ​ ‌‍‌‌‌‌‌‌‌ ​‍‌‍ ​​ ‌‌‍‍​‌ ‌​‌ ‌​‌ ​​‌ ​ ​‍‌‌​ ​ ‌​​‌​‍‌‌​ ​‍‌​‌‍​‍‌‌​ ​‍‌​‌‍‌‍​ ‌‍ ‌‌ ​ ​‍ ‍‌‍​ ‌‍‌‌‌ ​‍‌ ‌‍‌‍‌‌‌ ​‍‌‍​‌​‍ ‍‌ ​ ‌‍‌‌​‍‌‍‌‍‍‌‌‍‌​​ ‌​ ‍​​ ‌ ‌‍​‍​ ‌‍​ ‌‍​ ​‍‌‍​‍​ ‍‌​‍ ‌‌‍‌‍‌‍​‌​ ‌​​ ‌ ​‍ ‌​ ‌​​ ‌​‌‍​‍​ ​‌​‍ ‌​ ‍​‌‍​‍‌‍‌‍​ ​‍​‍ ‌​ ​​‌‍​ ​ ‌‍‌‍‌‍​ ‌‌‌‍​‌‌‍​ ‌‍‌​‌‍‌​​ ‍​‌‍‌‍​ ​ ​‍‌‍‌ ‌​‌ ‍‌‌ ​​‌‍‌‌​ ‌‌ ​​‌‍​‌‌‍‌ ‌‍‌‌​‍‌‍‌ ​​‌‍​‌‌ ‌​‌‍‍​​ ‌‌‍​‍‌‍ ​‌‍ ‌‍​ ‌‍‍ ‌ ​ ​‍‌‌​ ‌‌‌​​‍‌‌ ‌‍‍ ‌‍‌‌‌ ‍‌​‍‌‌​ ​ ‌​‌​​‍‌‌​ ​ ‌​‌​​‍‌‌​ ​‍​ ​‍​ ‌​‌‍‌‌‌‍​ ​ ‍‌​ ‌​​ ​ ​ ‌‌‌‍‌‍​‍ ‌‌‍​‍​ ‌​​ ‌​‌‍​‌​‍ ‌​ ‌​​ ‌‌‌‍‌‌​ ​‍​‍ ‌​ ‍‌​ ​ ​ ‌​​ ​ ​‍ ‌‌‍​‌​ ‌‌‌‍​‌​ ​ ​ ​‌‌‍​‌​ ‍​‌‍‌​​ ‌ ​ ​​‌‍‌​​ ​ ​‍‌‌​ ​‍​ ​‍​‍‌‌​ ‌‌‌​‌​​‍ ‍‌‍​ ‌‍ ‌‍ ​‌ ‌‌‌‍ ‌‌‍ ‍‌ ​ ​‍‌‌​ ‌‌‌​​‍‌‌ ‌‍‍ ‌‍‌‌‌ ‍‌​‍‌‌​ ​ ‌​‌​​‍‌‌​ ​ ‌​‌​​‍‌‌​ ​‍​ ​‍​ ​​​ ​ ‌‍​‌​ ‌​‌‍‌‍​ ‍​‌‍‌‍‌‍‌‌​ ​​​ ​‍​ ‌‌​ ‌​​‍‌‌​ ​‍​ ​‍​‍‌‌​ ‌‌‌​‌​​‍ ‍‌‍‍‌‌ ‌​‌‍‌‌‌‍ ‌‌ ​ ​‍‌‌​ ‌‌‌​​‍​ ‌ ​‍‌‌​ ‌‌‌​‌​​‍‌‍‌ ‌ ‌‍ ‌ ​‍‌‍‍ ‌ ​ ‌ ​​‌‍​‌‌‍​ ‌‍‌‌​ ‌‌ ​​‌ ​‍‌‍ ‌‍‌​‌ ‌‌‌‍​ ‌ ‌​‌‍‍‌‌‍ ‌‍ ‍​‍‌‍‌ ​​‌‍‌‌‌ ​‍‌ ​ ‌ ​​‌‍‌‌‌‍​ ‌ ‌​‌‍‍‌‌ ‌‍‌‍‌‌​ ‌‌ ​​‌ ‌‌‌‍​‍‌‍ ​‌‍‍‌‌ ​ ‌‍‍​‌‍‌‌‌‍‌​​‍​‍‌ ‌
1 msk honung​​​​‌ ‍ ​‍​‍‌‍ ‌ ​‍‌‍‍‌‌‍‌ ‌‍‍‌‌‍ ‍​‍​‍​ ‍‍​‍​‍‌ ​ ‌‍​‌‌‍ ‍‌‍‍‌‌ ‌​‌ ‍‌​‍ ‍‌‍‍‌‌‍ ​‍​‍​‍ ​​‍​‍‌‍‍​‌ ​‍‌‍‌‌‌‍‌‍​‍​‍​ ‍‍​‍​‍‌‍‍​‌ ‌​‌ ‌​‌ ​​‌ ​ ​ ‍‍​‍ ​‍ ‌‍​ ‌‍ ‌‌ ​ ​‍ ‍‌‍​ ‌‍‌‌‌ ​‍‌ ‌‍‌‍‌‌‌ ​‍‌‍​‌​‍ ‍‌ ​ ‌‍‌‌​‍ ‌ ​​‌ ​‍‌‍ ‌‍‌​‌ ‌‌‌‍​ ‌ ‌​‌‍‍‌‌‍ ‌‍ ‍​‍ ‌‍‍‌‌‍ ‍‌ ‌​‌‍‌‌‌‍ ‍‌ ‌​​‍ ‌‍‌‌‌‍‌​‌‍‍‌‌ ‌​​‍ ‌‍ ‌‌‍ ‌‍‌​‌‍‌‌​ ‌‌ ​​‌ ​‍‌‍‌‌‌ ​ ‌‍‌‌‌‍ ‍‌ ‌​‌‍​‌‌ ‌​‌‍‍‌‌‍ ‌‍ ‍​ ‍ ‌‍‍‌‌‍‌​​ ‌​ ‍​​ ‌ ‌‍​‍​ ‌‍​ ‌‍​ ​‍‌‍​‍​ ‍‌​‍ ‌‌‍‌‍‌‍​‌​ ‌​​ ‌ ​‍ ‌​ ‌​​ ‌​‌‍​‍​ ​‌​‍ ‌​ ‍​‌‍​‍‌‍‌‍​ ​‍​‍ ‌​ ​​‌‍​ ​ ‌‍‌‍‌‍​ ‌‌‌‍​‌‌‍​ ‌‍‌​‌‍‌​​ ‍​‌‍‌‍​ ​ ​ ‍ ‌ ‌​‌ ‍‌‌ ​​‌‍‌‌​ ‌‌ ​​‌‍​‌‌‍‌ ‌‍‌‌​ ‍ ‌ ​​‌‍​‌‌ ‌​‌‍‍​​ ‌‌‍​‍‌‍ ​‌‍ ‌‍​ ‌‍‍ ‌ ​ ​‍‌‌​ ‌‌‌​​‍‌‌ ‌‍‍ ‌‍‌‌‌ ‍‌​‍‌‌​ ​ ‌​‌​​‍‌‌​ ​ ‌​‌​​‍‌‌​ ​‍​ ​‍​ ‌​‌‍‌‌‌‍​ ​ ‍‌​ ‌​​ ​ ​ ‌‌‌‍‌‍​‍ ‌‌‍​‍​ ‌​​ ‌​‌‍​‌​‍ ‌​ ‌​​ ‌‌‌‍‌‌​ ​‍​‍ ‌​ ‍‌​ ​ ​ ‌​​ ​ ​‍ ‌‌‍​‌​ ‌‌‌‍​‌​ ​ ​ ​‌‌‍​‌​ ‍​‌‍‌​​ ‌ ​ ​​‌‍‌​​ ​ ​‍‌‌​ ​‍​ ​‍​‍‌‌​ ‌‌‌​‌​​‍ ‍‌‍​ ‌‍ ‌‍ ​‌ ‌‌‌‍ ‌‌‍ ‍‌ ​ ​‍‌‌​ ‌‌‌​​‍‌‌ ‌‍‍ ‌‍‌‌‌ ‍‌​‍‌‌​ ​ ‌​‌​​‍‌‌​ ​ ‌​‌​​‍‌‌​ ​‍​ ​‍​ ​​​ ​ ‌‍​‌​ ‌​‌‍‌‍​ ‍​‌‍‌‍‌‍‌‌​ ​​​ ​‍​ ‌‌​ ‌​​‍‌‌​ ​‍​ ​‍​‍‌‌​ ‌‌‌​‌​​‍ ‍‌‍‍‌‌ ‌​‌‍‌‌‌‍ ‌‌ ​ ​‍‌‌​ ‌‌‌​​‍​ ‍​​‍‌‌​ ‌‌‌​‌​​ ‌‍​‍‌‍​‌‌ ​ ‌‍‌‌‌‌‌‌‌ ​‍‌‍ ​​ ‌‌‍‍​‌ ‌​‌ ‌​‌ ​​‌ ​ ​‍‌‌​ ​ ‌​​‌​‍‌‌​ ​‍‌​‌‍​‍‌‌​ ​‍‌​‌‍‌‍​ ‌‍ ‌‌ ​ ​‍ ‍‌‍​ ‌‍‌‌‌ ​‍‌ ‌‍‌‍‌‌‌ ​‍‌‍​‌​‍ ‍‌ ​ ‌‍‌‌​‍‌‍‌‍‍‌‌‍‌​​ ‌​ ‍​​ ‌ ‌‍​‍​ ‌‍​ ‌‍​ ​‍‌‍​‍​ ‍‌​‍ ‌‌‍‌‍‌‍​‌​ ‌​​ ‌ ​‍ ‌​ ‌​​ ‌​‌‍​‍​ ​‌​‍ ‌​ ‍​‌‍​‍‌‍‌‍​ ​‍​‍ ‌​ ​​‌‍​ ​ ‌‍‌‍‌‍​ ‌‌‌‍​‌‌‍​ ‌‍‌​‌‍‌​​ ‍​‌‍‌‍​ ​ ​‍‌‍‌ ‌​‌ ‍‌‌ ​​‌‍‌‌​ ‌‌ ​​‌‍​‌‌‍‌ ‌‍‌‌​‍‌‍‌ ​​‌‍​‌‌ ‌​‌‍‍​​ ‌‌‍​‍‌‍ ​‌‍ ‌‍​ ‌‍‍ ‌ ​ ​‍‌‌​ ‌‌‌​​‍‌‌ ‌‍‍ ‌‍‌‌‌ ‍‌​‍‌‌​ ​ ‌​‌​​‍‌‌​ ​ ‌​‌​​‍‌‌​ ​‍​ ​‍​ ‌​‌‍‌‌‌‍​ ​ ‍‌​ ‌​​ ​ ​ ‌‌‌‍‌‍​‍ ‌‌‍​‍​ ‌​​ ‌​‌‍​‌​‍ ‌​ ‌​​ ‌‌‌‍‌‌​ ​‍​‍ ‌​ ‍‌​ ​ ​ ‌​​ ​ ​‍ ‌‌‍​‌​ ‌‌‌‍​‌​ ​ ​ ​‌‌‍​‌​ ‍​‌‍‌​​ ‌ ​ ​​‌‍‌​​ ​ ​‍‌‌​ ​‍​ ​‍​‍‌‌​ ‌‌‌​‌​​‍ ‍‌‍​ ‌‍ ‌‍ ​‌ ‌‌‌‍ ‌‌‍ ‍‌ ​ ​‍‌‌​ ‌‌‌​​‍‌‌ ‌‍‍ ‌‍‌‌‌ ‍‌​‍‌‌​ ​ ‌​‌​​‍‌‌​ ​ ‌​‌​​‍‌‌​ ​‍​ ​‍​ ​​​ ​ ‌‍​‌​ ‌​‌‍‌‍​ ‍​‌‍‌‍‌‍‌‌​ ​​​ ​‍​ ‌‌​ ‌​​‍‌‌​ ​‍​ ​‍​‍‌‌​ ‌‌‌​‌​​‍ ‍‌‍‍‌‌ ‌​‌‍‌‌‌‍ ‌‌ ​ ​‍‌‌​ ‌‌‌​​‍​ ‍​​‍‌‌​ ‌‌‌​‌​​‍‌‍‌ ‌ ‌‍ ‌ ​‍‌‍‍ ‌ ​ ‌ ​​‌‍​‌‌‍​ ‌‍‌‌​ ‌‌ ​​‌ ​‍‌‍ ‌‍‌​‌ ‌‌‌‍​ ‌ ‌​‌‍‍‌‌‍ ‌‍ ‍​‍‌‍‌ ​​‌‍‌‌‌ ​‍‌ ​ ‌ ​​‌‍‌‌‌‍​ ‌ ‌​‌‍‍‌‌ ‌‍‌‍‌‌​ ‌‌ ​​‌ ‌‌‌‍​‍‌‍ ​‌‍‍‌‌ ​ ‌‍‍​‌‍‌‌‌‍‌​​‍​‍‌ ‌
Lite salt​​​​‌ ‍ ​‍​‍‌‍ ‌ ​‍‌‍‍‌‌‍‌ ‌‍‍‌‌‍ ‍​‍​‍​ ‍‍​‍​‍‌ ​ ‌‍​‌‌‍ ‍‌‍‍‌‌ ‌​‌ ‍‌​‍ ‍‌‍‍‌‌‍ ​‍​‍​‍ ​​‍​‍‌‍‍​‌ ​‍‌‍‌‌‌‍‌‍​‍​‍​ ‍‍​‍​‍‌‍‍​‌ ‌​‌ ‌​‌ ​​‌ ​ ​ ‍‍​‍ ​‍ ‌‍​ ‌‍ ‌‌ ​ ​‍ ‍‌‍​ ‌‍‌‌‌ ​‍‌ ‌‍‌‍‌‌‌ ​‍‌‍​‌​‍ ‍‌ ​ ‌‍‌‌​‍ ‌ ​​‌ ​‍‌‍ ‌‍‌​‌ ‌‌‌‍​ ‌ ‌​‌‍‍‌‌‍ ‌‍ ‍​‍ ‌‍‍‌‌‍ ‍‌ ‌​‌‍‌‌‌‍ ‍‌ ‌​​‍ ‌‍‌‌‌‍‌​‌‍‍‌‌ ‌​​‍ ‌‍ ‌‌‍ ‌‍‌​‌‍‌‌​ ‌‌ ​​‌ ​‍‌‍‌‌‌ ​ ‌‍‌‌‌‍ ‍‌ ‌​‌‍​‌‌ ‌​‌‍‍‌‌‍ ‌‍ ‍​ ‍ ‌‍‍‌‌‍‌​​ ‌​ ‍​​ ‌ ‌‍​‍​ ‌‍​ ‌‍​ ​‍‌‍​‍​ ‍‌​‍ ‌‌‍‌‍‌‍​‌​ ‌​​ ‌ ​‍ ‌​ ‌​​ ‌​‌‍​‍​ ​‌​‍ ‌​ ‍​‌‍​‍‌‍‌‍​ ​‍​‍ ‌​ ​​‌‍​ ​ ‌‍‌‍‌‍​ ‌‌‌‍​‌‌‍​ ‌‍‌​‌‍‌​​ ‍​‌‍‌‍​ ​ ​ ‍ ‌ ‌​‌ ‍‌‌ ​​‌‍‌‌​ ‌‌ ​​‌‍​‌‌‍‌ ‌‍‌‌​ ‍ ‌ ​​‌‍​‌‌ ‌​‌‍‍​​ ‌‌‍​‍‌‍ ​‌‍ ‌‍​ ‌‍‍ ‌ ​ ​‍‌‌​ ‌‌‌​​‍‌‌ ‌‍‍ ‌‍‌‌‌ ‍‌​‍‌‌​ ​ ‌​‌​​‍‌‌​ ​ ‌​‌​​‍‌‌​ ​‍​ ​‍​ ‌​‌‍‌‌‌‍​ ​ ‍‌​ ‌​​ ​ ​ ‌‌‌‍‌‍​‍ ‌‌‍​‍​ ‌​​ ‌​‌‍​‌​‍ ‌​ ‌​​ ‌‌‌‍‌‌​ ​‍​‍ ‌​ ‍‌​ ​ ​ ‌​​ ​ ​‍ ‌‌‍​‌​ ‌‌‌‍​‌​ ​ ​ ​‌‌‍​‌​ ‍​‌‍‌​​ ‌ ​ ​​‌‍‌​​ ​ ​‍‌‌​ ​‍​ ​‍​‍‌‌​ ‌‌‌​‌​​‍ ‍‌‍​ ‌‍ ‌‍ ​‌ ‌‌‌‍ ‌‌‍ ‍‌ ​ ​‍‌‌​ ‌‌‌​​‍‌‌ ‌‍‍ ‌‍‌‌‌ ‍‌​‍‌‌​ ​ ‌​‌​​‍‌‌​ ​ ‌​‌​​‍‌‌​ ​‍​ ​‍​ ​​​ ​ ‌‍​‌​ ‌​‌‍‌‍​ ‍​‌‍‌‍‌‍‌‌​ ​​​ ​‍​ ‌‌​ ‌​​‍‌‌​ ​‍​ ​‍​‍‌‌​ ‌‌‌​‌​​‍ ‍‌‍‍‌‌ ‌​‌‍‌‌‌‍ ‌‌ ​ ​‍‌‌​ ‌‌‌​​‍​ ‍‌​‍‌‌​ ‌‌‌​‌​​ ‌‍​‍‌‍​‌‌ ​ ‌‍‌‌‌‌‌‌‌ ​‍‌‍ ​​ ‌‌‍‍​‌ ‌​‌ ‌​‌ ​​‌ ​ ​‍‌‌​ ​ ‌​​‌​‍‌‌​ ​‍‌​‌‍​‍‌‌​ ​‍‌​‌‍‌‍​ ‌‍ ‌‌ ​ ​‍ ‍‌‍​ ‌‍‌‌‌ ​‍‌ ‌‍‌‍‌‌‌ ​‍‌‍​‌​‍ ‍‌ ​ ‌‍‌‌​‍‌‍‌‍‍‌‌‍‌​​ ‌​ ‍​​ ‌ ‌‍​‍​ ‌‍​ ‌‍​ ​‍‌‍​‍​ ‍‌​‍ ‌‌‍‌‍‌‍​‌​ ‌​​ ‌ ​‍ ‌​ ‌​​ ‌​‌‍​‍​ ​‌​‍ ‌​ ‍​‌‍​‍‌‍‌‍​ ​‍​‍ ‌​ ​​‌‍​ ​ ‌‍‌‍‌‍​ ‌‌‌‍​‌‌‍​ ‌‍‌​‌‍‌​​ ‍​‌‍‌‍​ ​ ​‍‌‍‌ ‌​‌ ‍‌‌ ​​‌‍‌‌​ ‌‌ ​​‌‍​‌‌‍‌ ‌‍‌‌​‍‌‍‌ ​​‌‍​‌‌ ‌​‌‍‍​​ ‌‌‍​‍‌‍ ​‌‍ ‌‍​ ‌‍‍ ‌ ​ ​‍‌‌​ ‌‌‌​​‍‌‌ ‌‍‍ ‌‍‌‌‌ ‍‌​‍‌‌​ ​ ‌​‌​​‍‌‌​ ​ ‌​‌​​‍‌‌​ ​‍​ ​‍​ ‌​‌‍‌‌‌‍​ ​ ‍‌​ ‌​​ ​ ​ ‌‌‌‍‌‍​‍ ‌‌‍​‍​ ‌​​ ‌​‌‍​‌​‍ ‌​ ‌​​ ‌‌‌‍‌‌​ ​‍​‍ ‌​ ‍‌​ ​ ​ ‌​​ ​ ​‍ ‌‌‍​‌​ ‌‌‌‍​‌​ ​ ​ ​‌‌‍​‌​ ‍​‌‍‌​​ ‌ ​ ​​‌‍‌​​ ​ ​‍‌‌​ ​‍​ ​‍​‍‌‌​ ‌‌‌​‌​​‍ ‍‌‍​ ‌‍ ‌‍ ​‌ ‌‌‌‍ ‌‌‍ ‍‌ ​ ​‍‌‌​ ‌‌‌​​‍‌‌ ‌‍‍ ‌‍‌‌‌ ‍‌​‍‌‌​ ​ ‌​‌​​‍‌‌​ ​ ‌​‌​​‍‌‌​ ​‍​ ​‍​ ​​​ ​ ‌‍​‌​ ‌​‌‍‌‍​ ‍​‌‍‌‍‌‍‌‌​ ​​​ ​‍​ ‌‌​ ‌​​‍‌‌​ ​‍​ ​‍​‍‌‌​ ‌‌‌​‌​​‍ ‍‌‍‍‌‌ ‌​‌‍‌‌‌‍ ‌‌ ​ ​‍‌‌​ ‌‌‌​​‍​ ‍‌​‍‌‌​ ‌‌‌​‌​​‍‌‍‌ ‌ ‌‍ ‌ ​‍‌‍‍ ‌ ​ ‌ ​​‌‍​‌‌‍​ ‌‍‌‌​ ‌‌ ​​‌ ​‍‌‍ ‌‍‌​‌ ‌‌‌‍​ ‌ ‌​‌‍‍‌‌‍ ‌‍ ‍​‍‌‍‌ ​​‌‍‌‌‌ ​‍‌ ​ ‌ ​​‌‍‌‌‌‍​ ‌ ‌​‌‍‍‌‌ ‌‍‌‍‌‌​ ‌‌ ​​‌ ‌‌‌‍​‍‌‍ ​‌‍‍‌‌ ​ ‌‍‍​‌‍‌‌‌‍‌​​‍​‍‌ ‌
Gör så här
1. Mixa dina havregryn till ett fint mjöl om du inte
använder färdig havremjöl.
2. Blanda sedan ihop alla ingredienser till en jämn
smet. Låt degen stå och svälla i ungefär 20 minuter.
3. Stek på medelvärme tills dina pannkakor är fint